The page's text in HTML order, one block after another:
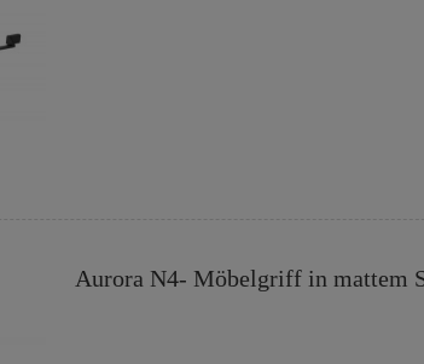
Aurora N4- Möbelgriff in mattem